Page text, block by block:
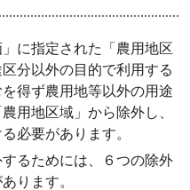
」に指定された「農用地区
分以外の目的で利用する
得ず農用地等以外の用途
用地区域」から除外し、
必要があります。
するためには、６つの除外
ります。